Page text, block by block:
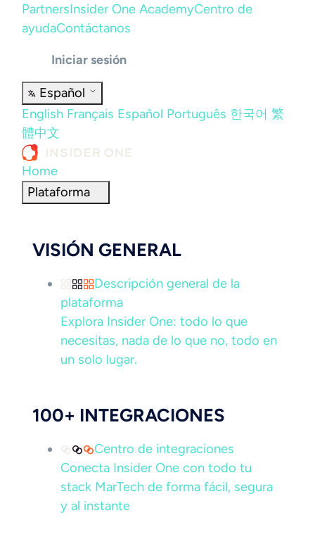
PartnersInsider One AcademyCentro de
ayudaContáctanos
Iniciar sesión
Español
English Français Español Português 한국어 繁
體中文
Home
Plataforma
VISIÓN GENERAL
Descripción general de la
plataforma
Explora Insider One: todo lo que
necesitas, nada de lo que no, todo en
un solo lugar.
100+ INTEGRACIONES
Centro de integraciones
Conecta Insider One con todo tu
stack MarTech de forma fácil, segura
y al instante